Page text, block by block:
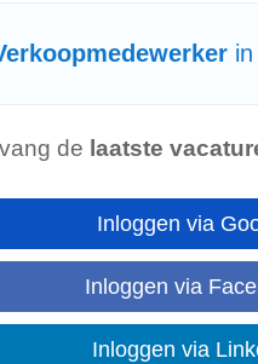
groenste bedrijf van Nederland
(of bijna...
Denk jij het verschil te kunnen
in
de laatste
Inloggen via
Inloggen via
Inloggen via